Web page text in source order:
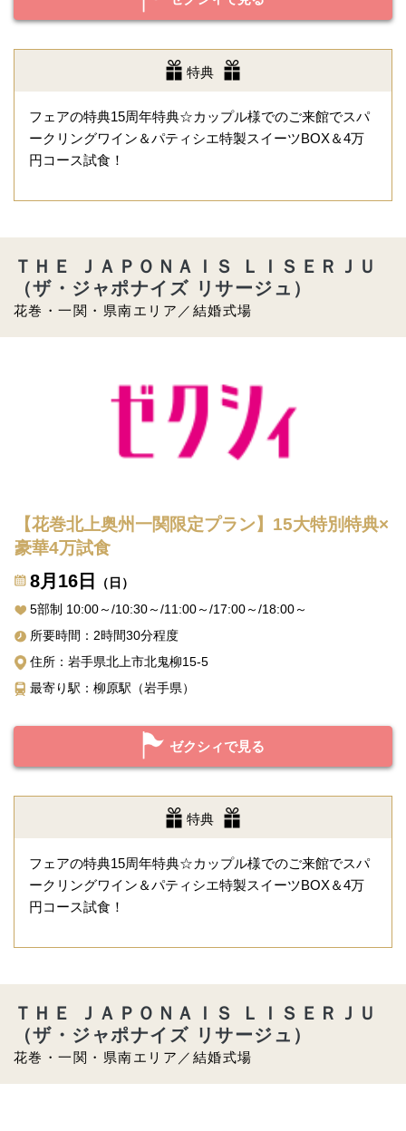
特典
フェアの特典15周年特典☆カップル様でのご来館でスパ
ークリングワイン＆パティシエ特製スイーツBOX＆4万
円コース試食！
花巻・一関・県南エリア／結婚式場
ＴＨＥ ＪＡＰＯＮＡＩＳ ＬＩＳＥＲＪＵ
（ザ・ジャポナイズ リサージュ）
【花巻北上奥州一関限定プラン】15大特別特典×
豪華4万試食
8月16日
（日）
5部制 10:00～/10:30～/11:00～/17:00～/18:00～
所要時間：2時間30分程度
住所：岩手県北上市北鬼柳15-5
最寄り駅：柳原駅（岩手県）
ゼクシィで見る
特典
フェアの特典15周年特典☆カップル様でのご来館でスパ
ークリングワイン＆パティシエ特製スイーツBOX＆4万
円コース試食！
花巻・一関・県南エリア／結婚式場
ＴＨＥ ＪＡＰＯＮＡＩＳ ＬＩＳＥＲＪＵ
（ザ・ジャポナイズ リサージュ）